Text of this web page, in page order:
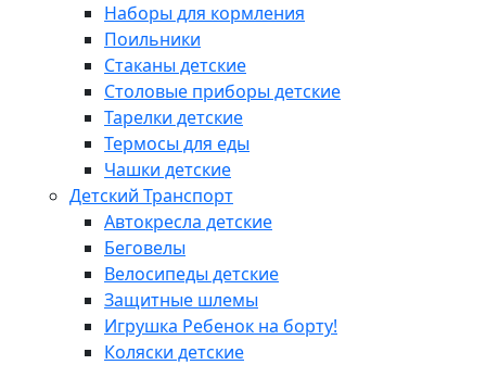
Наборы для кормления
Поильники
Стаканы детские
Столовые приборы детские
Тарелки детские
Термосы для еды
Чашки детские
Детский Транспорт
Автокресла детские
Беговелы
Велосипеды детские
Защитные шлемы
Игрушка Ребенок на борту!
Коляски детские